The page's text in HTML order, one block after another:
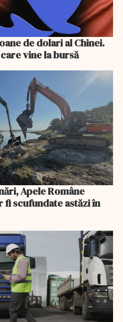
de dolari al Chinei.
vine la bursă
Apele Române
fi scufundate astăzi în